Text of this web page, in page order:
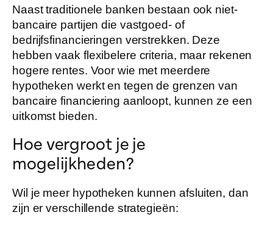
Naast traditionele banken bestaan ook niet-
bancaire partijen die vastgoed- of
bedrijfsfinancieringen verstrekken. Deze
hebben vaak flexibelere criteria, maar rekenen
hogere rentes. Voor wie met meerdere
hypotheken werkt en tegen de grenzen van
bancaire financiering aanloopt, kunnen ze een
uitkomst bieden.
Hoe vergroot je je
mogelijkheden?
Wil je meer hypotheken kunnen afsluiten, dan
zijn er verschillende strategieën: